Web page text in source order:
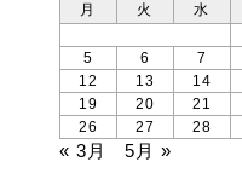
月
火 水
5
6 7
12
13 14
19
20 21
26
27 28
« 3月 5月 »